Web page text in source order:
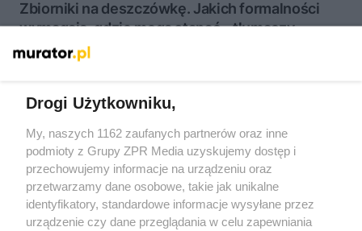
Zbiorniki na deszczówkę. Jakich formalności
wymagają, gdzie mogą stanąć – tłumaczy
prawnik
Żaden utwór zamieszczony w serwisie nie może być powielany i
rozpowszechniany lub dalej rozpowszechniany w jakikolwiek sposób
(w tym także elektroniczny lub mechaniczny) na jakimkolwiek polu
eksploatacji w jakiejkolwiek formie, włącznie z umieszczaniem w
Internecie bez pisemnej zgody właściciela praw. Jakiekolwiek użycie
lub wykorzystanie utworów w całości lub w części z naruszeniem
prawa, tzn. bez właściwej zgody, jest zabronione pod groźbą kary i
może być ścigane prawnie.
Drogi Użytkowniku,
My, naszych 1162 zaufanych partnerów oraz inne
podmioty z Grupy ZPR Media uzyskujemy dostęp i
przechowujemy informacje na urządzeniu oraz
przetwarzamy dane osobowe, takie jak unikalne
identyfikatory, standardowe informacje wysyłane przez
urządzenie czy dane przeglądania w celu zapewniania